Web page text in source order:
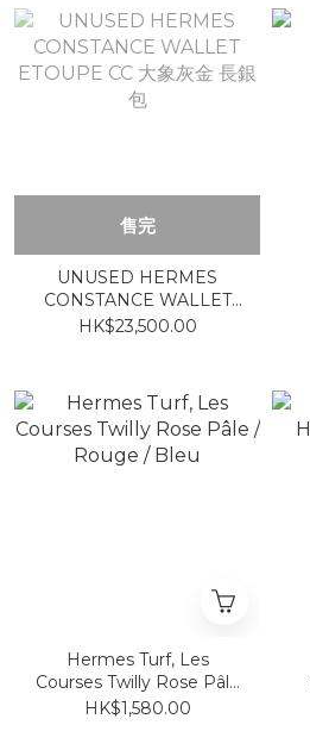
售完
UNUSED HERMES
CONSTANCE WALLET
ETOUPE CC 大象灰金 長
HK$23,500.00
Hermes Turf, Les
Courses Twilly Rose Pâle
/ Rouge / Bleu
HK$1,580.00